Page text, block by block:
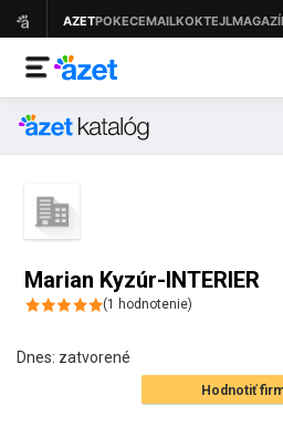
Marian Kyzúr-INTERIER
(1 hodnotenie)
Dnes: zatvorené
Hodnotiť